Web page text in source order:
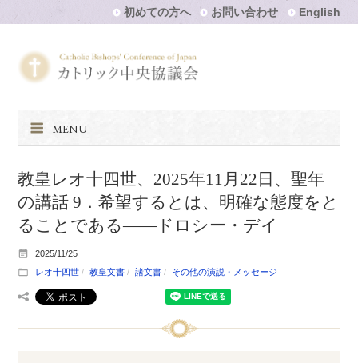
初めての方へ お問い合わせ English
MENU
教皇レオ十四世、2025年11月22日、聖年
の講話 9．希望するとは、明確な態度をと
ることである――ドロシー・デイ
2025/11/25
レオ十四世
教皇文書 諸文書 その他の演説・メッセージ